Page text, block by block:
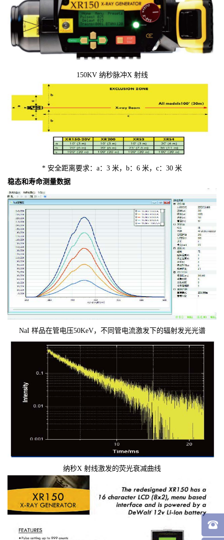
150KV 纳秒脉冲X 射线
* 安全距离要求：a：3 米，b：6 米，c：30 米
稳态和寿命测量数据
NaI 样品在管电压50KeV，不同管电流激发下的辐射发光光谱
纳秒X 射线激发的荧光衰减曲线